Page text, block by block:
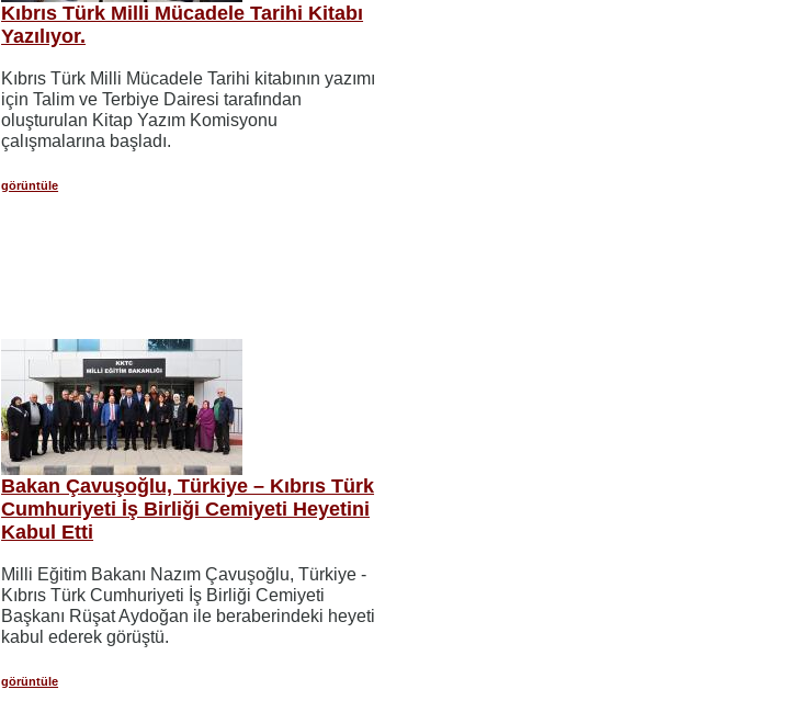
Kıbrıs Türk Milli Mücadele Tarihi Kitabı
Yazılıyor.
Kıbrıs Türk Milli Mücadele Tarihi kitabının yazımı
için Talim ve Terbiye Dairesi tarafından
oluşturulan Kitap Yazım Komisyonu
çalışmalarına başladı.
görüntüle
Bakan Çavuşoğlu, Türkiye – Kıbrıs Türk
Cumhuriyeti İş Birliği Cemiyeti Heyetini
Kabul Etti
Milli Eğitim Bakanı Nazım Çavuşoğlu, Türkiye -
Kıbrıs Türk Cumhuriyeti İş Birliği Cemiyeti
Başkanı Rüşat Aydoğan ile beraberindeki heyeti
kabul ederek görüştü.
görüntüle